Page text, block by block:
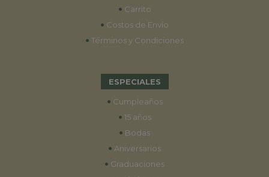
• Carrito
• Costos de Envío
• Términos y Condiciones
ESPECIALES
• Cumpleaños
• 15 años
• Bodas
• Aniversarios
• Graduaciones